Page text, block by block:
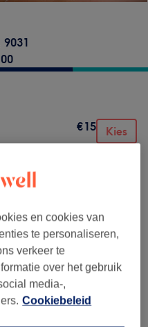
9031
€15 Kies
€20
en cookies van
te personaliseren,
verkeer te
over het gebruik
media-,
Cookiebeleid